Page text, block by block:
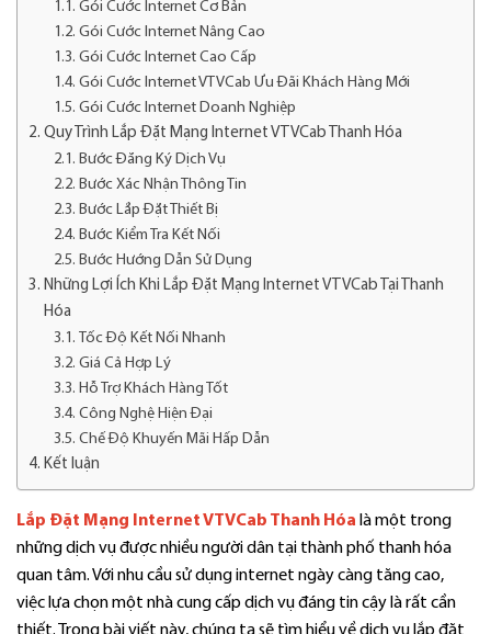
Gói Cước Internet Cơ Bản
Gói Cước Internet Nâng Cao
Gói Cước Internet Cao Cấp
Gói Cước Internet VTVCab Ưu Đãi Khách Hàng Mới
Gói Cước Internet Doanh Nghiệp
Quy Trình Lắp Đặt Mạng Internet VTVCab Thanh Hóa
Bước Đăng Ký Dịch Vụ
Bước Xác Nhận Thông Tin
Bước Lắp Đặt Thiết Bị
Bước Kiểm Tra Kết Nối
Bước Hướng Dẫn Sử Dụng
Những Lợi Ích Khi Lắp Đặt Mạng Internet VTVCab Tại Thanh
Hóa
Tốc Độ Kết Nối Nhanh
Giá Cả Hợp Lý
Hỗ Trợ Khách Hàng Tốt
Công Nghệ Hiện Đại
Chế Độ Khuyến Mãi Hấp Dẫn
Kết luận
Lắp Đặt Mạng Internet VTVCab Thanh Hóa là một trong
những dịch vụ được nhiều người dân tại thành phố thanh hóa
quan tâm. Với nhu cầu sử dụng internet ngày càng tăng cao,
việc lựa chọn một nhà cung cấp dịch vụ đáng tin cậy là rất cần
thiết. Trong bài viết này, chúng ta sẽ tìm hiểu về dịch vụ lắp đặt